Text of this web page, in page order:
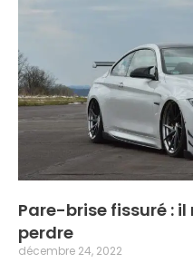
Pare-brise fissuré :
perdre
décembre 24, 2022